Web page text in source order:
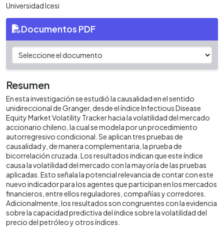
Universidad Icesi
Documentos PDF
Resumen
En esta investigación se estudió la causalidad en el sentido
unidireccional de Granger, desde el índice Infectious Disease
Equity Market Volatility Tracker hacia la volatilidad del mercado
accionario chileno, la cual se modela por un procedimiento
autorregresivo condicional. Se aplican tres pruebas de
causalidad y, de manera complementaria, la prueba de
bicorrelación cruzada. Los resultados indican que este índice
causa la volatilidad del mercado con la mayoría de las pruebas
aplicadas. Esto señala la potencial relevancia de contar con este
nuevo indicador para los agentes que participan en los mercados
financieros, entre ellos reguladores, compañías y corredores.
Adicionalmente, los resultados son congruentes con la evidencia
sobre la capacidad predictiva del índice sobre la volatilidad del
precio del petróleo y otros índices.